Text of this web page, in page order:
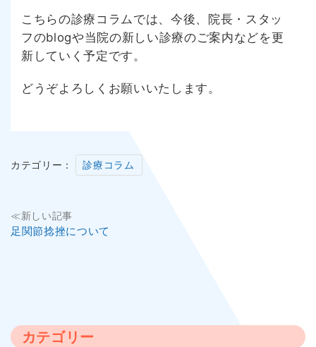
こちらの診療コラムでは、今後、院長・スタッ
フのblogや当院の新しい診療のご案内などを更
新していく予定です。
どうぞよろしくお願いいたします。
カテゴリー： 診療コラム
投
稿
ゲ
≪新しい記事
足関節捻挫について
カテゴリー